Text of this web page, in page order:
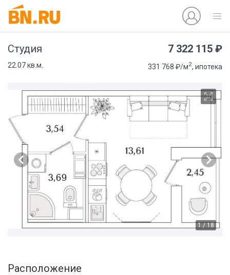
Студия 7 322 115 ₽
22.07 кв.м. 331 768 ₽/м2, ипотека
1 / 18
Расположение